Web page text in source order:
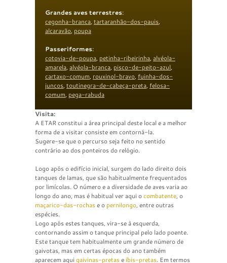
Grandes aves terrestres:
cegonha-branca, tartaranhão-dos-pauis,
alcaravão, poupa
Passeriformes:
cotovia-de-poupa, petinha-ribeirinha, alvéola-
amarela, alvéola-branca, pisco-de-peito-azul,
cartaxo-comum, rouxinol-bravo, fuinha-dos-
juncos, toutinegra-de-cabeça-preta, felosa-
comum, pega-rabuda
Visita:
A ETAR constitui a área principal deste local e a melhor
forma de a visitar consiste em contorná-la.
Sugere-se que o percurso seja feito no sentido
contrário ao dos ponteiros do relógio.
Logo após o edifício inicial, surgem do lado direito dois
tanques de lamas, que são habitualmente frequentados
por limícolas. O número e a diversidade de aves varia ao
longo do ano, mas é habitual ver aqui ocombatente, o
maçarico-das-rochase o pernilongo, entre outras
espécies.
Logo após estes tanques, vira-se à esquerda,
contornando assim o tanque principal pelo lado poente.
Este tanque tem habitualmente um grande número de
gaivotas, mas em certas épocas do ano também
aparecem aqui gaivinas-pretaseíbis-pretas. Em termos